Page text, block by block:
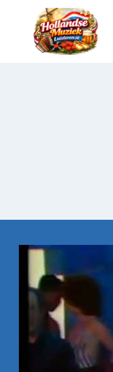
Doorgaan
inhoud